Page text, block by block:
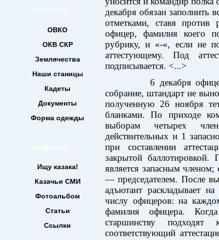
ОВКО
ОКВ СКР
Землячества
Наши станицы
Кадеты
Документы
Форма одежды
Ищу казака!
Казачьи СМИ
Фотоальбом
Статьи
Ссылки
декабря обязан заполнить
отметками, ставя против
офицер, фамилия коего
рубрику, и «-«, если не
аттестующему. Под
подписывается. <...>
6 декабря офицеры
собрание, штандарт не
полученную 26 ноября
бланками. По приходе
выборам четырех
действительных и 1
при составлении
закрытой
является запасным
— председателем. После
адъютант раскладывает
числу офицеров: на
фамилия офицера.
старшинству
соответствующий